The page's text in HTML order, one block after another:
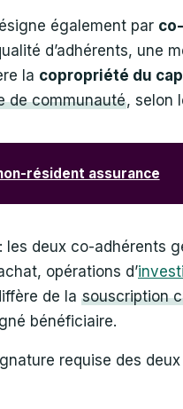
également par
d’adhérents, une
la copropriété du
de communauté, selon
résident assurance
deux co-adhérents
opérations d’
de la souscription
bénéficiaire.
requise des